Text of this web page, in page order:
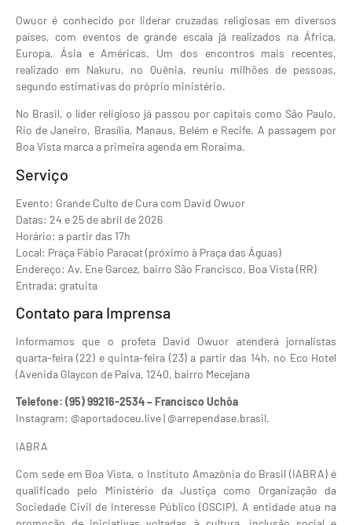
Owuor é conhecido por liderar cruzadas religiosas em diversos
países, com eventos de grande escala já realizados na África,
Europa, Ásia e Américas. Um dos encontros mais recentes,
realizado em Nakuru, no Quênia, reuniu milhões de pessoas,
segundo estimativas do próprio ministério.
No Brasil, o líder religioso já passou por capitais como São Paulo,
Rio de Janeiro, Brasília, Manaus, Belém e Recife. A passagem por
Boa Vista marca a primeira agenda em Roraima.
Serviço
Evento: Grande Culto de Cura com David Owuor
Datas: 24 e 25 de abril de 2026
Horário: a partir das 17h
Local: Praça Fábio Paracat (próximo à Praça das Águas)
Endereço: Av. Ene Garcez, bairro São Francisco, Boa Vista (RR)
Entrada: gratuita
Contato para Imprensa
Informamos que o profeta David Owuor atenderá jornalistas
quarta-feira (22) e quinta-feira (23) a partir das 14h, no Eco Hotel
(Avenida Glaycon de Paiva, 1240, bairro Mecejana
Telefone: (95) 99216-2534 – Francisco Uchôa
Instagram: @aportadoceu.live | @arrependase.brasil.
IABRA
Com sede em Boa Vista, o Instituto Amazônia do Brasil (IABRA) é
qualificado pelo Ministério da Justiça como Organização da
Sociedade Civil de Interesse Público (OSCIP). A entidade atua na